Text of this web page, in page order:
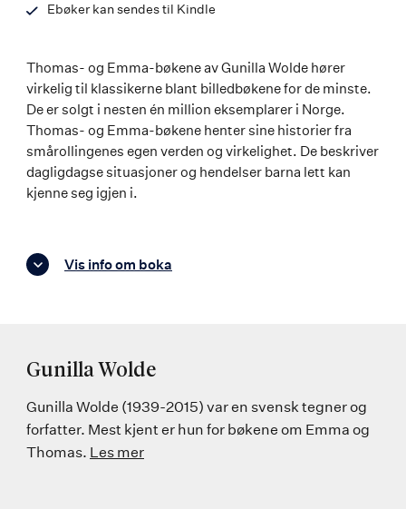
Ebøker kan sendes til Kindle
Thomas- og Emma-bøkene av Gunilla Wolde hører
virkelig til klassikerne blant billedbøkene for de minste.
De er solgt i nesten én million eksemplarer i Norge.
Thomas- og Emma-bøkene henter sine historier fra
smårollingenes egen verden og virkelighet. De beskriver
dagligdagse situasjoner og hendelser barna lett kan
kjenne seg igjen i.
Vis info om boka
Gunilla Wolde
Gunilla Wolde (1939-2015) var en svensk tegner og
forfatter. Mest kjent er hun for bøkene om Emma og
Thomas. Les mer